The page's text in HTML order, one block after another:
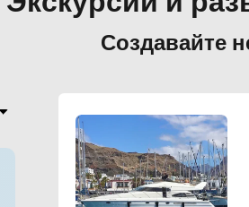
Создавайте